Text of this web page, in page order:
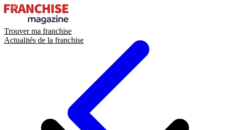
Trouver ma franchise
Actualités de la franchise